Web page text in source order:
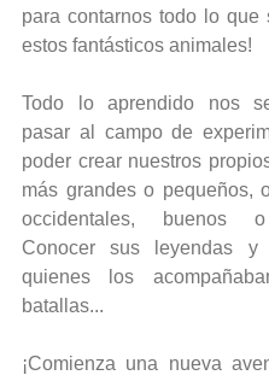
para contarnos todo lo que
estos fantásticos animales!
Todo lo aprendido nos
pasar al campo de
poder crear nuestros
más grandes o pequeños,
occidentales, buenos
Conocer sus leyendas y
quienes los
batallas...
¡Comienza una nueva